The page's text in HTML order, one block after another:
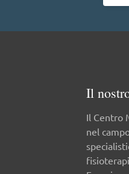
Il
Il Centro
nel